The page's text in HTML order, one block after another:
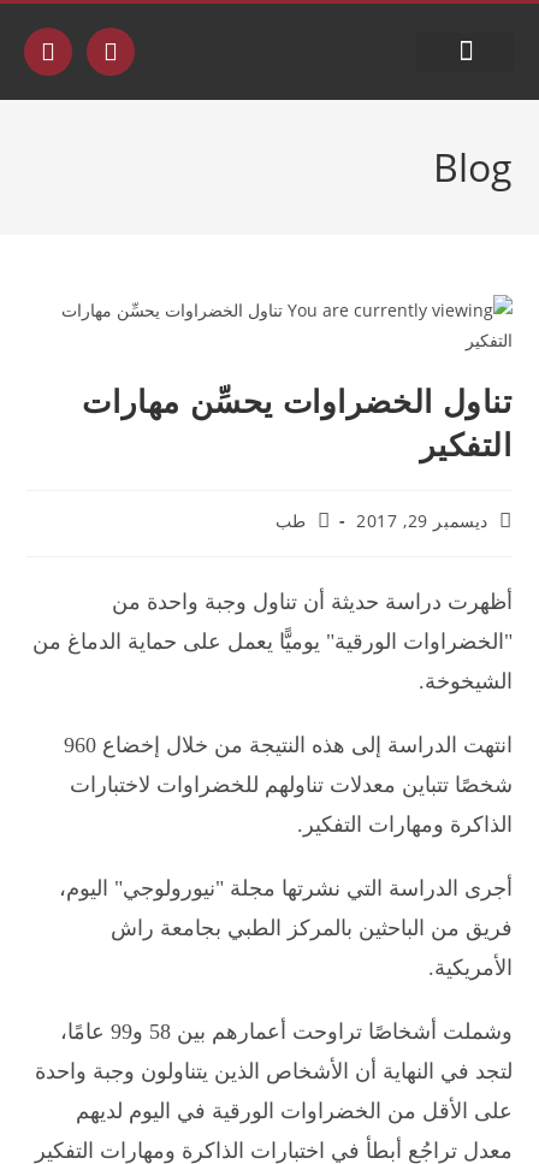
Blog
تناول الخضراوات يحسِّن مهارات
التفكير
ديسمبر 29, 2017 طب
أظهرت دراسة حديثة أن تناول وجبة واحدة من
"الخضراوات الورقية" يوميًّا يعمل على حماية الدماغ من
الشيخوخة.
انتهت الدراسة إلى هذه النتيجة من خلال إخضاع 960
شخصًا تتباين معدلات تناولهم للخضراوات لاختبارات
الذاكرة ومهارات التفكير.
أجرى الدراسة التي نشرتها مجلة "نيورولوجي" اليوم،
فريق من الباحثين بالمركز الطبي بجامعة راش
الأمريكية.
وشملت أشخاصًا تراوحت أعمارهم بين 58 و99 عامًا،
لتجد في النهاية أن الأشخاص الذين يتناولون وجبة واحدة
على الأقل من الخضراوات الورقية في اليوم لديهم
معدل تراجُع أبطأ في اختبارات الذاكرة ومهارات التفكير